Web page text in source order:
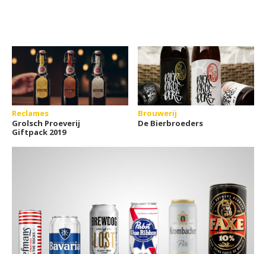
Reclames
Grolsch Proeverij
Giftpack 2019
Brouwerij
De Bierbroeders